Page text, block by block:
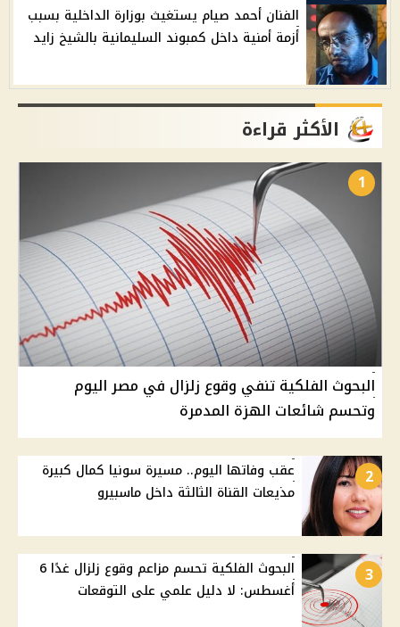
الفنان أحمد صيام يستغيث بوزارة الداخلية بسبب
أزمة أمنية داخل كمبوند السليمانية بالشيخ زايد
الأكثر قراءة
1
البحوث الفلكية تنفي وقوع زلزال في مصر اليوم
وتحسم شائعات الهزة المدمرة
2
عقب وفاتها اليوم.. مسيرة سونيا كمال كبيرة
مذيعات القناة الثالثة داخل ماسبيرو
3
البحوث الفلكية تحسم مزاعم وقوع زلزال غدًا 6
أغسطس: لا دليل علمي على التوقعات